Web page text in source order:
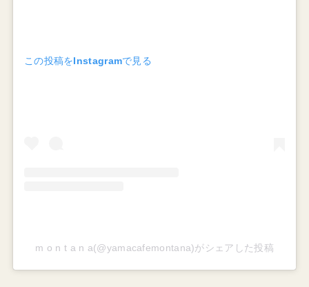
この投稿をInstagramで見る
m o n t a n a(@yamacafemontana)がシェアした投稿